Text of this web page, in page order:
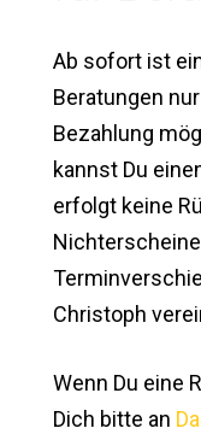
Ab sofort ist
Beratungen
Bezahlung
kannst Du
erfolgt keine
Christoph
Wenn Du eine
Dich bitte an